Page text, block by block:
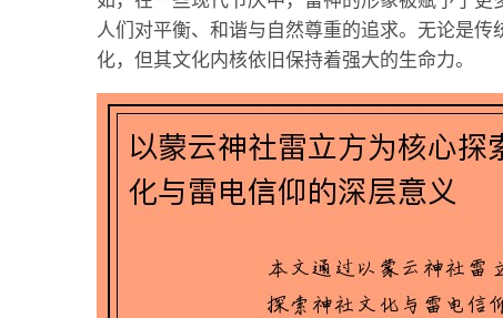
人们对平衡、和谐与自然尊重的追求。无论是
化，但其文化内核依旧保持着强大的生命力。